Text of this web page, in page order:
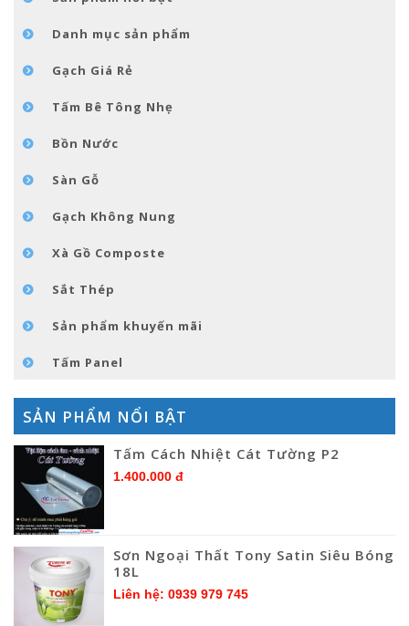
LIÊN HỆDanh mục sản phẩm
Gạch Giá Rẻ
Tấm Bê Tông Nhẹ
Bồn Nước
Sàn Gỗ
Gạch Không Nung
Xà Gồ Composte
Sắt Thép
Sản phẩm khuyến mãi
Tấm Panel
SẢN PHẨM NỔI BẬT
Tấm Cách Nhiệt Cát Tường P2
1.400.000 đ
Sơn Ngoại Thất Tony Satin Siêu Bóng
18L
Liên hệ: 0939 979 745